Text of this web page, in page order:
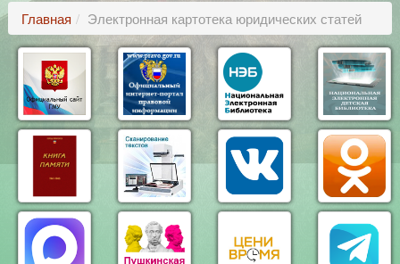
Главная Электронная картотека юридических статей